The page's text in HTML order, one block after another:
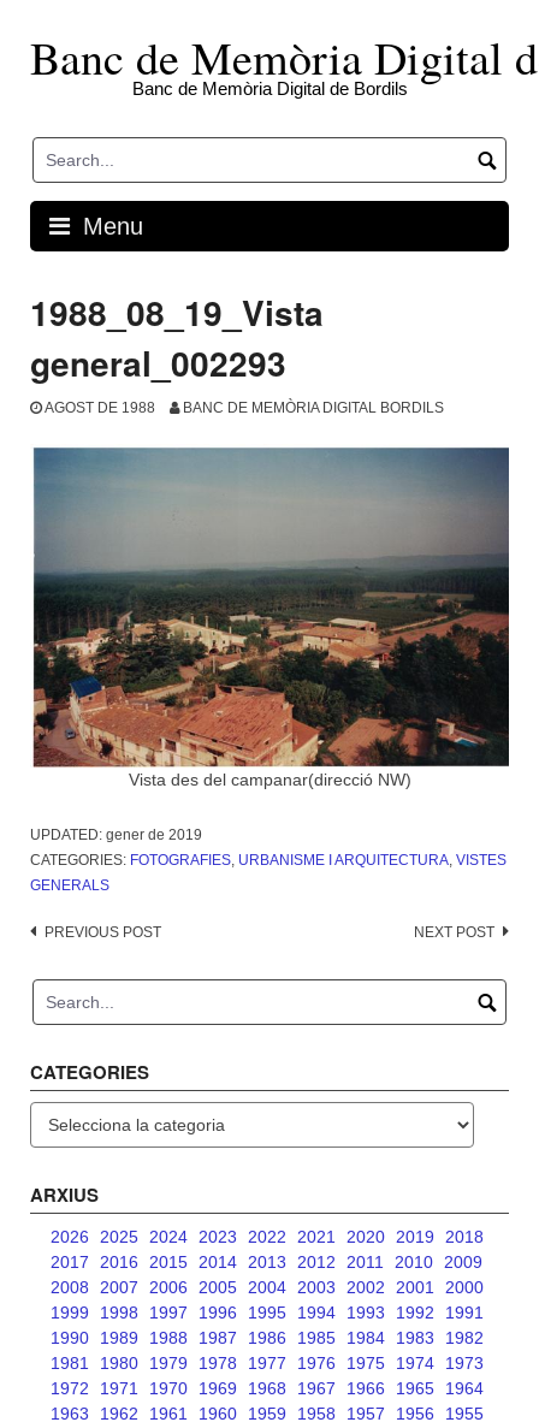
contentBanc de Memòria Digital
Banc de Memòria Digital de Bordils
Menu
1988_08_19_Vista
general_002293
AGOST DE 1988 BANC DE MEMÒRIA DIGITAL BORDILS
Vista des del campanar(direcció NW)
UPDATED: gener de 2019
CATEGORIES: FOTOGRAFIES, URBANISME I ARQUITECTURA, VISTES
GENERALS
Post
PREVIOUS POST NEXT POST
CATEGORIES
ARXIUS
2026 2025 2024 2023 2022 2021 2020 2019
2018
2017
2016 2015 2014 2013 2012 2011 2010
2009
2008
2007 2006 2005 2004 2003 2002 2001
2000
1999
1998 1997 1996 1995 1994 1993 1992
1991
1990
1989 1988 1987 1986 1985 1984 1983
1982
1981
1980 1979 1978 1977 1976 1975 1974
1973
1972
1971 1970 1969 1968 1967 1966 1965
1964
1963
1962 1961 1960 1959 1958 1957 1956
1955